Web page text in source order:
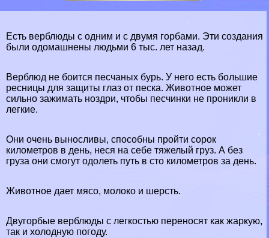
Есть верблюды с одним и с двумя горбами. Эти создания
были одомашнены людьми 6 тыс. лет назад.
Верблюд не боится песчаных бурь. У него есть большие
ресницы для защиты глаз от песка. Животное может
сильно зажимать ноздри, чтобы песчинки не проникли в
легкие.
Они очень выносливы, способны пройти сорок
километров в день, неся на себе тяжелый груз. А без
груза они смогут одолеть путь в сто километров за день.
Животное дает мясо, молоко и шерсть.
Двугорбые верблюды с легкостью переносят как жаркую,
так и холодную погоду.